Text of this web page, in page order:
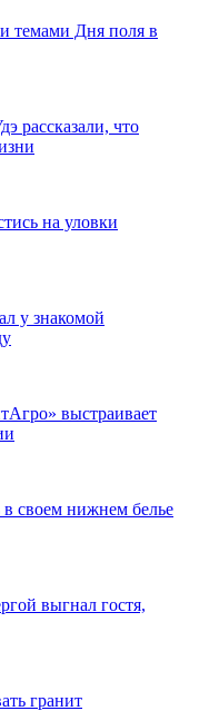
темами Дня поля в
рассказали, что
на уловки
у знакомой
выстраивает
своем нижнем белье
выгнал гостя,
гранит